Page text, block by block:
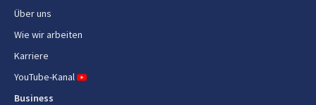
Über uns
Wie wir arbeiten
Karriere
YouTube-Kanal
Business